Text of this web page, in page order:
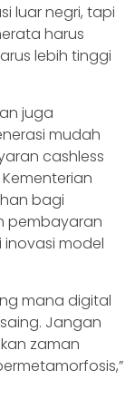
luar negri, tapi
harus
lebih tinggi
juga
mudah
cashless
bagi
pembayaran
model
mana digital
Jangan
zaman